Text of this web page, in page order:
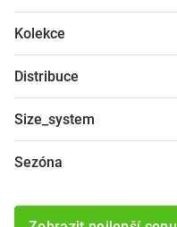
Kolekce
Distribuce
Size_system
Sezóna